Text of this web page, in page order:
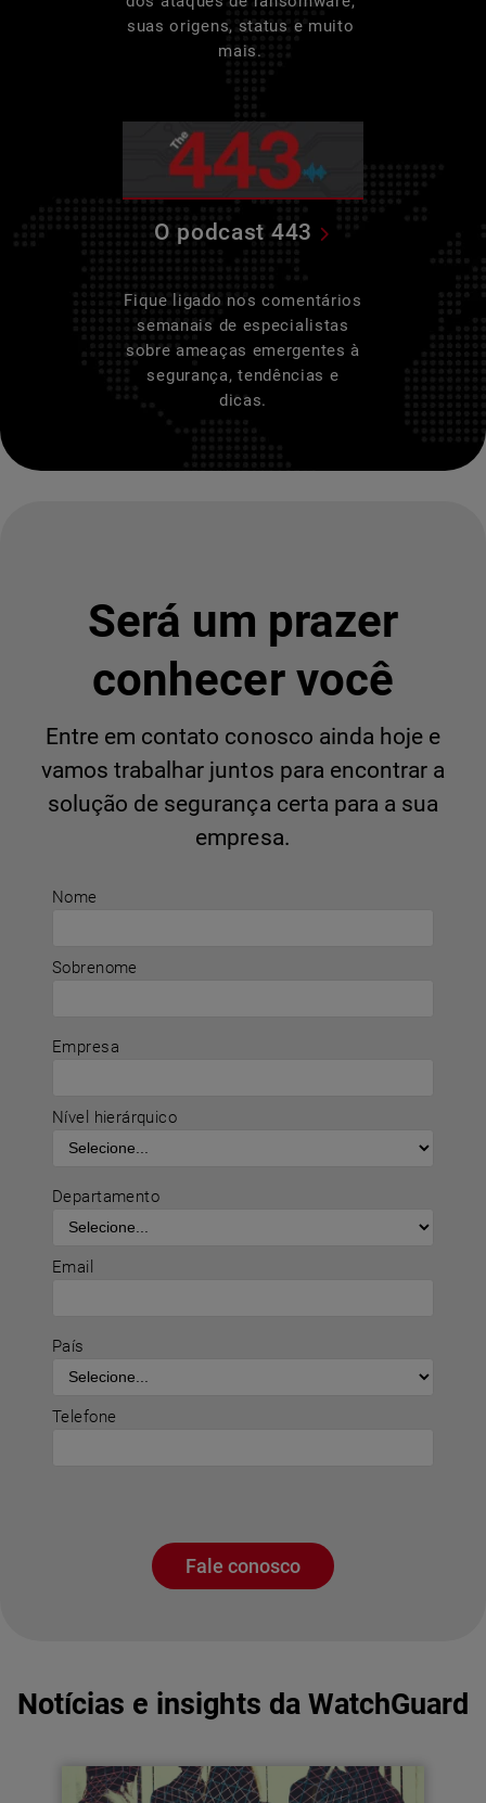
suas origens, status e muito
mais.
O podcast 443
Fique ligado nos comentários
semanais de especialistas
sobre ameaças emergentes à
segurança, tendências e
dicas.
Nome
Sobrenome
Empresa
Nível hierárquico
Departamento
Email
País
Telefone
Fale conosco
Será um prazer
conhecer você
Entre em contato conosco ainda hoje e
vamos trabalhar juntos para encontrar a
solução de segurança certa para a sua
empresa.
Notícias e insights da WatchGuard